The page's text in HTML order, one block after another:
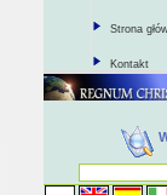
Strona
Kontakt